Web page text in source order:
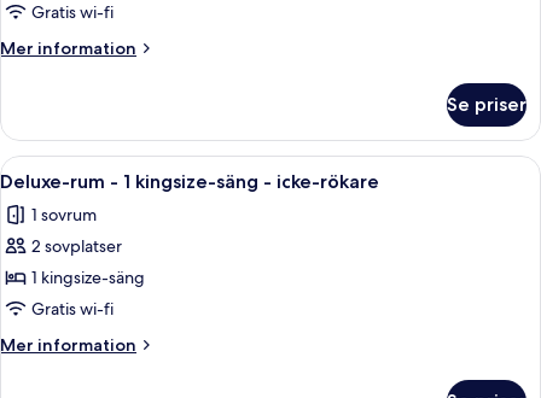
rum
-
2
-
icke-
rökare
Gratis wi-fi
Mer information
Mer
rum
2
icke-
Se priser
Öppna
alla
foton
för
Deluxe-
rum
-
1
Ett hotellrum med en säng, en
4
Deluxe-rum - 1 kingsize-säng - icke-rökare
1 sovrum
2 sovplatser
1 kingsize-säng
Gratis wi-fi
Mer information
Mer